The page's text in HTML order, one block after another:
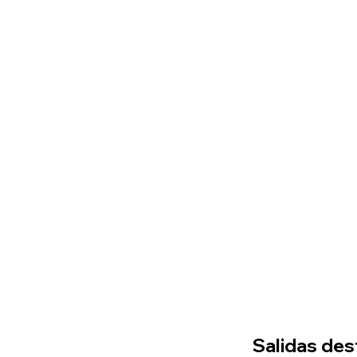
Salidas